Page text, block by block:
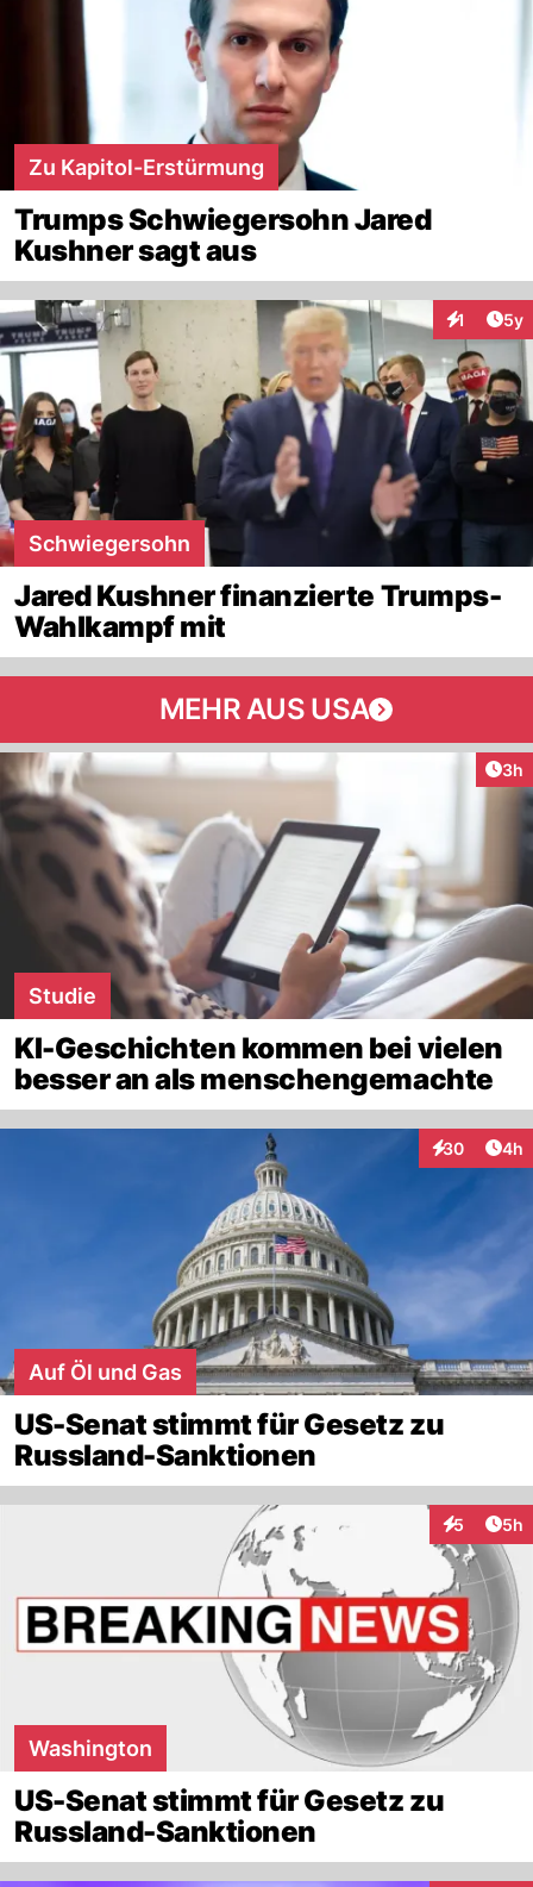
Zu Kapitol-Erstürmung
Trumps Schwiegersohn Jared
Kushner sagt aus
1 5y
Schwiegersohn
Jared Kushner finanzierte Trumps-
Wahlkampf mit
MEHR AUS USA
3h
Studie
KI-Geschichten kommen bei vielen
besser an als menschengemachte
30
Interaktionen
4h
Auf Öl und Gas
US-Senat stimmt für Gesetz zu
Russland-Sanktionen
5 5h
Washington
US-Senat stimmt für Gesetz zu
Russland-Sanktionen